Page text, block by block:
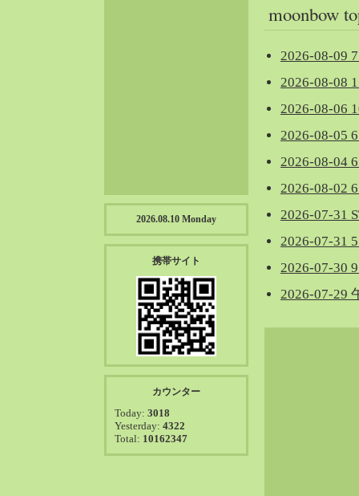
moonbow
2026-08-09
2026-08-08
2026-08-06
2026-08-05
2026-08-04
2026-08-02
2026-07-31
2026-07-31
2026-07-30
2026-07-29
2026.08.10 Monday
携帯サイト
カウンター
Today: 3018
Yesterday: 4322
Total: 10162347